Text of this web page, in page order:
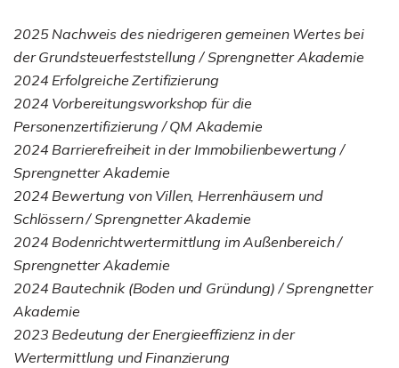
2025 Nachweis des niedrigeren gemeinen Wertes bei
der Grundsteuerfeststellung / Sprengnetter Akademie
2024 Erfolgreiche Zertifizierung
2024 Vorbereitungsworkshop für die
Personenzertifizierung / QM Akademie
2024 Barrierefreiheit in der Immobilienbewertung /
Sprengnetter Akademie
2024 Bewertung von Villen, Herrenhäusern und
Schlössern / Sprengnetter Akademie
2024 Bodenrichtwertermittlung im Außenbereich /
Sprengnetter Akademie
2024 Bautechnik (Boden und Gründung) / Sprengnetter
Akademie
2023 Bedeutung der Energieeffizienz in der
Wertermittlung und Finanzierung